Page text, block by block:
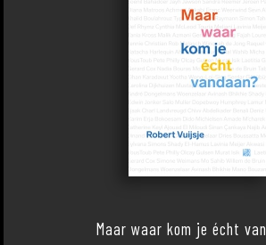
Maar waar kom je écht